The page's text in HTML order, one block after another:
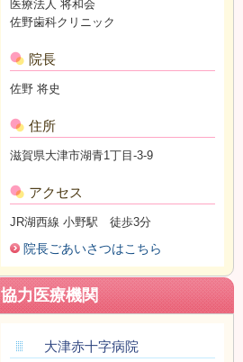
医療法人 将和会
佐野歯科クリニック
院長
佐野 将史
住所
滋賀県大津市湖青1丁目-3-9
アクセス
JR湖西線 小野駅 徒歩3分
院長ごあいさつはこちら
協力医療機関
大津赤十字病院